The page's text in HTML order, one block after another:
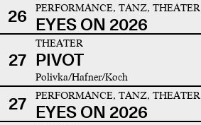
26
PERFORMANCE, TANZ, THEATER
EYES ON 2026
27
THEATER
PIVOT
Polivka/Hafner/Koch
27 PERFORMANCE, TANZ, THEATER
EYES ON 2026